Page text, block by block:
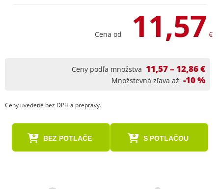
Cena od 11,57 €
Ceny podľa množstva 11,57 – 12,86 €
Množstevná zľava až -10 %
Ceny uvedené bez DPH a prepravy.
BEZ POTLAČE S POTLAČOU